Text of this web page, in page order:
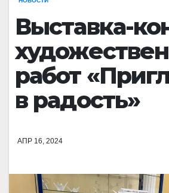
Выставка-
работ
в радость»
АПР 16, 2024